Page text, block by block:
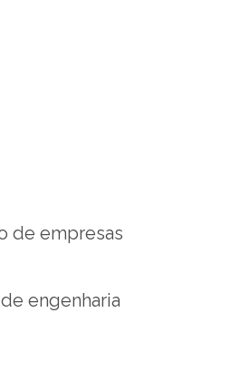
de empresas
engenharia